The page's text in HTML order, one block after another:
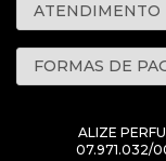
ATENDIMENTO
FORMAS DE
ALIZE
07.971.032/